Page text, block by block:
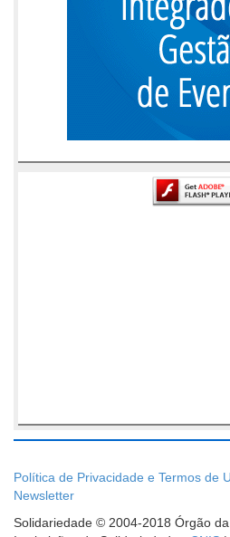
Política de Privacidade e Termos de
Newsletter
Solidariedade © 2004-2018 Órgão